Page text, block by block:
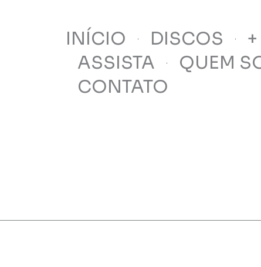
INÍCIO DISCOS
ASSISTA
QUEM
CONTATO